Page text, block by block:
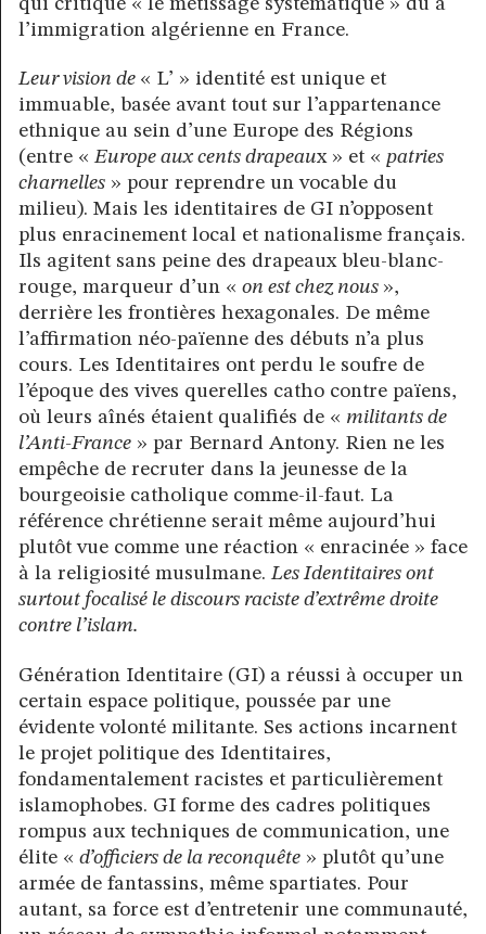
qui critique « le métissage systématique » dû à
l’immigration algérienne en France.
Leur vision de « L’ » identité est unique et
immuable, basée avant tout sur l’appartenance
ethnique au sein d’une Europe des Régions
(entre « Europe aux cents drapeaux » et « patries
charnelles » pour reprendre un vocable du
milieu). Mais les identitaires de GI n’opposent
plus enracinement local et nationalisme français.
Ils agitent sans peine des drapeaux bleu-blanc-
rouge, marqueur d’un « on est chez nous »,
derrière les frontières hexagonales. De même
l’affirmation néo-païenne des débuts n’a plus
cours. Les Identitaires ont perdu le soufre de
l’époque des vives querelles catho contre païens,
où leurs aînés étaient qualifiés de « militants de
l’Anti-France » par Bernard Antony. Rien ne les
empêche de recruter dans la jeunesse de la
bourgeoisie catholique comme-il-faut. La
référence chrétienne serait même aujourd’hui
plutôt vue comme une réaction « enracinée » face
à la religiosité musulmane.Les Identitaires ont
surtout focalisé le discours raciste d’extrême droite
contre l’islam.
Génération Identitaire (GI) a réussi à occuper un
certain espace politique, poussée par une
évidente volonté militante. Ses actions incarnent
le projet politique des Identitaires,
fondamentalement racistes et particulièrement
islamophobes. GI forme des cadres politiques
rompus aux techniques de communication, une
élite « d’officiers de la reconquête » plutôt qu’une
armée de fantassins, même spartiates. Pour
autant, sa force est d’entretenir une communauté,